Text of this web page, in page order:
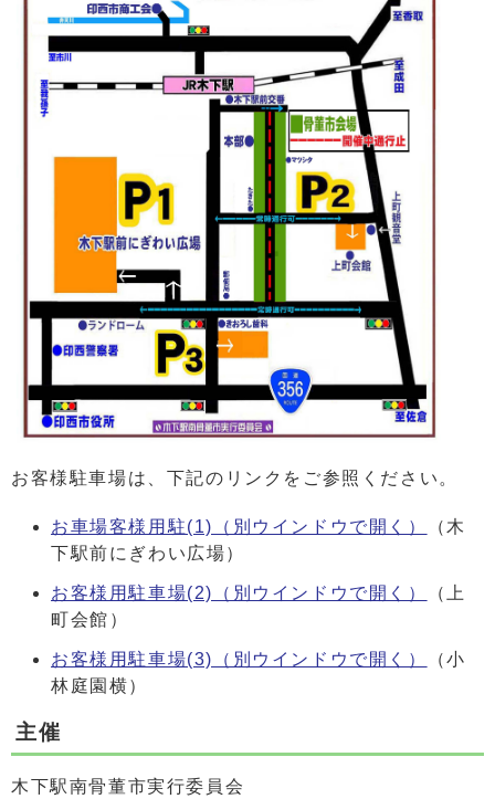
お客様駐車場は、下記のリンクをご参照ください。
お車場客様用駐(1) （別ウインドウで開く）
（木
下駅前にぎわい広場）
お客様用駐車場(2) （別ウインドウで開く）
（上
町会館）
お客様用駐車場(3) （別ウインドウで開く）
（小
林庭園横）
主催
木下駅南骨董市実行委員会